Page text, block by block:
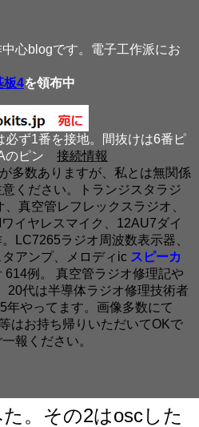
心blogです。電子工作派にお
板4を領布中
ず1番を接地。間抜けは6番ピ
ピン 接続情報
多数ありますが、私とは無関係
ください。トランジスタラジ
真空管レフレックスラジオ、
イヤレスマイク、12AU7ダイ
LC7265ラジオ周波数表示器、
アンプ、メロディic スピーカ
614例。 真空管ラジオ修理記や
20代は半導体ラジオ修理技術者
年やってます。画像多数にて
はお持ち帰りいただいてOKで
報ください。
。その2はoscした